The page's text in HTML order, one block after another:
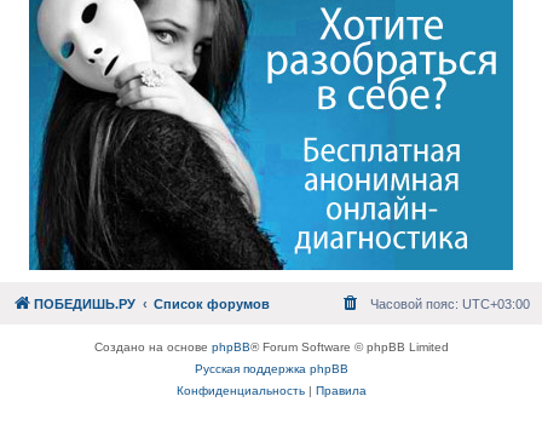
ПОБЕДИШЬ.РУ Список форумов Часовой пояс: UTC+03:00
Создано на основе phpBB® Forum Software © phpBB Limited
Русская поддержка phpBB
Конфиденциальность| Правила